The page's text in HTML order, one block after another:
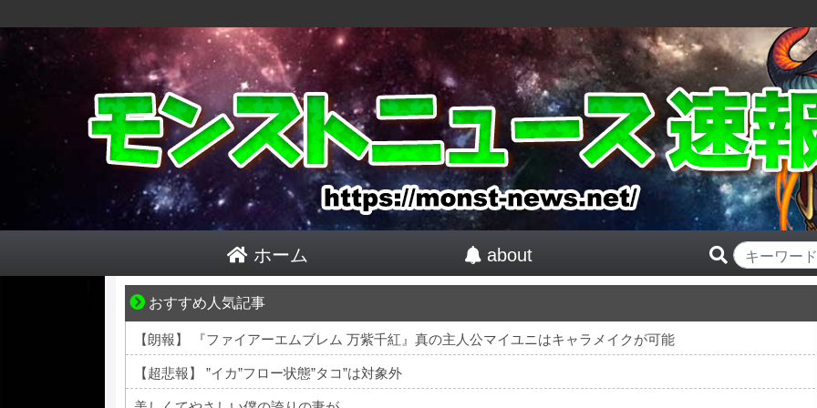
ホーム about
おすすめ人気記事
1420gの娘がくれた“生きる力”。
【朗報】 『ファイアーエムブレム 万紫千紅』真の主人公マイユニはキャラメイクが可能
【超悲報】 ”イカ”フロー状態”タコ”は対象外